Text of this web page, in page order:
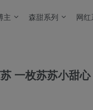
主 森甜系列 网红
一枚苏苏小甜